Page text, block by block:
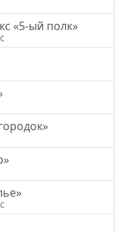
«5-ый полк»